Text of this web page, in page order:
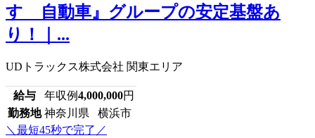
すゞ自動車』グループの安定基盤あ
り！｜...
UDトラックス株式会社 関東エリア
給与 年収例4,000,000円
勤務地 神奈川県 横浜市
＼最短45秒で完了／